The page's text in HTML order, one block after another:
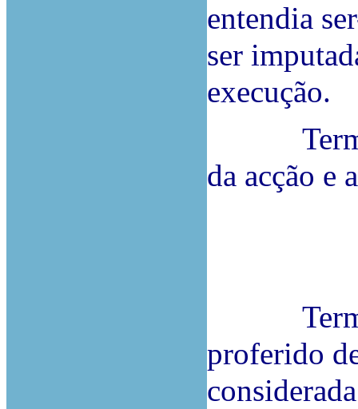
entendia
ser
execução.
da acção e
proferido